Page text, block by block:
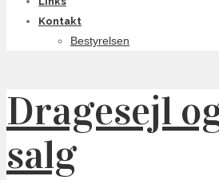
Kontakt
Bestyrelsen
Dragesejl
salg